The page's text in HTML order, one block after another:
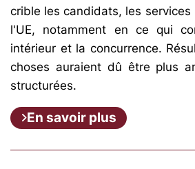
crible les candidats, les
l'UE, notamment en ce qui
intérieur et la concurrence.
choses auraient dû être plus
structurées.
En savoir plus